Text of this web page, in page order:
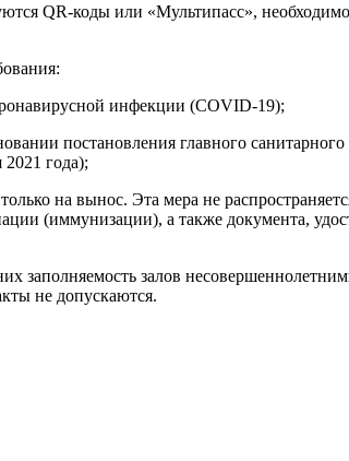
QR-коды или «Мультипасс»,
инфекции (COVID-19);
постановления главного санитарного
года);
на вынос. Эта мера не
(иммунизации), а также документа,
заполняемость залов
не допускаются.